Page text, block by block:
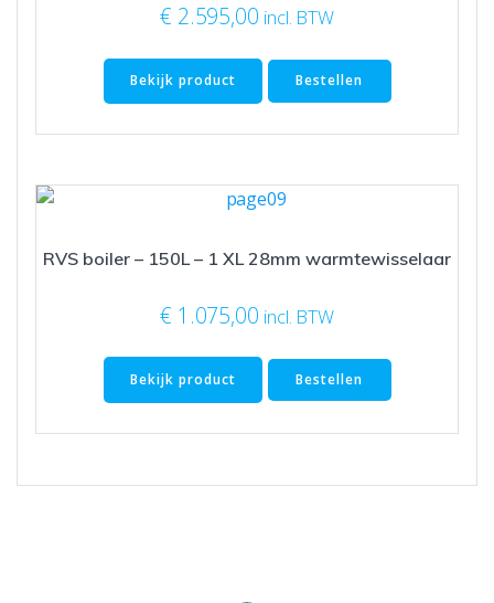
€ 2.595,00 incl. BTW
Bekijk product Bestellen
RVS boiler – 150L – 1 XL 28mm warmtewisselaar
€ 1.075,00 incl. BTW
Bekijk product Bestellen